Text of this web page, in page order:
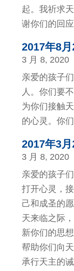
起。我祈求
谢你们的回
2017年8月
3 月 8, 2020
亲爱的孩子
人。你们要
为你们接触
的心灵。你
2017年3月
3 月 8, 2020
亲爱的孩子
打开心灵，
己和成圣的
天来临之际
新你们的思
帮助你们向
承行天主的